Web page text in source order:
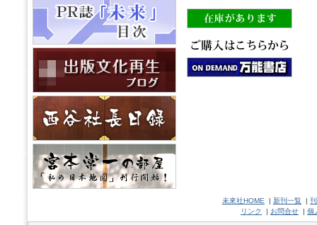
未來社HOME | 新刊一覧 |
リンク
| お問合せ | 個